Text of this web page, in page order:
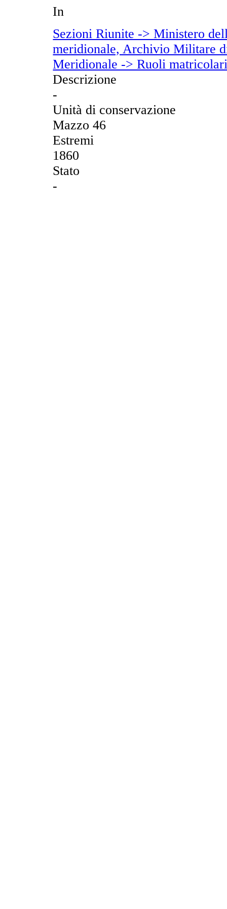
In
Sezioni Riunite -> Ministero
meridionale, Archivio Militare
Meridionale -> Ruoli
Descrizione
-
Unità di conservazione
Mazzo 46
Estremi
1860
Stato
-